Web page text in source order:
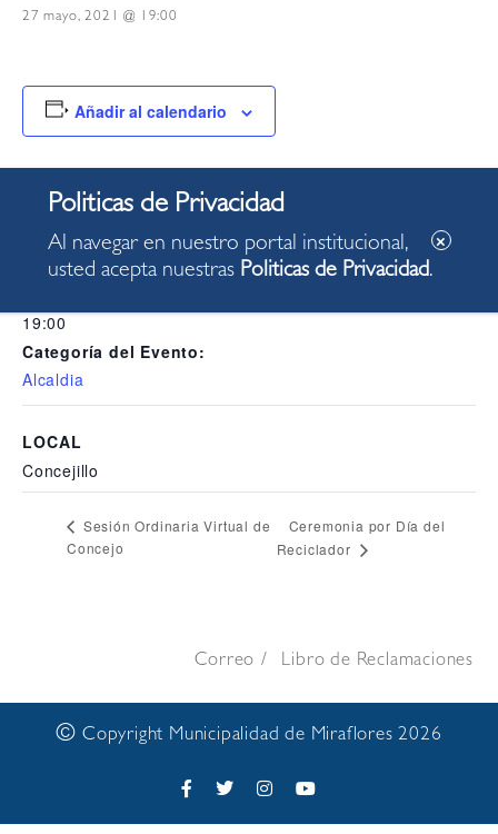
27 mayo, 2021 @ 19:00
Añadir al calendario
DETALLES
Fecha:
27 mayo, 2021
19:00
Categoría del Evento:
Alcaldia
LOCAL
Concejillo
Sesión Ordinaria Virtual de
Concejo
Ceremonia por Día del
Reciclador
Correo Libro de Reclamaciones
© Copyright Municipalidad de Miraflores 2026
Al navegar en nuestro portal institucional,
usted acepta nuestras Politicas de Privacidad.